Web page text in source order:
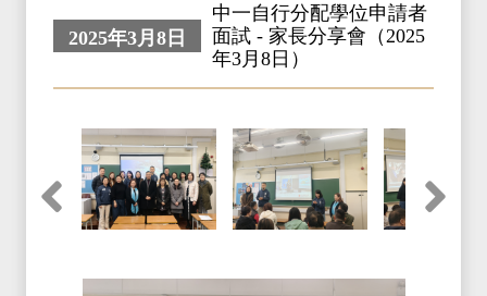
2025年3月8日
中一自行分配學位申請者
面試 - 家長分享會（2025
年3月8日）